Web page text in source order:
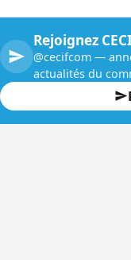
Rejoignez
@cecifcom —
actualités du